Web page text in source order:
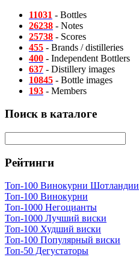
11031 - Bottles
26238 - Notes
25738 - Scores
455 - Brands / distilleries
400 - Independent Bottlers
637 - Distillery images
10845 - Bottle images
193 - Members
Поиск в каталоге
Рейтинги
Топ-100 Винокурни Шотландии
Топ-100 Винокурни
Топ-1000 Негоцианты
Топ-1000 Лучший виски
Топ-100 Худший виски
Топ-100 Популярный виски
Топ-50 Дегустаторы